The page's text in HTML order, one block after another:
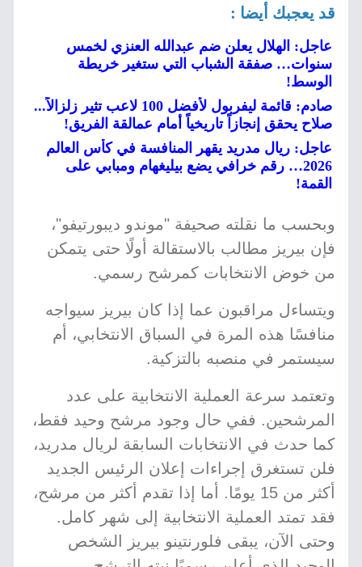
قد يعجبك أيضا :
عاجل: الهلال يعلن ضم عبدالله العنزي لخمس
سنوات… صفقة الشباب التي ستغير خريطة
الوسط!
صادم: قائمة ليفربول لأفضل 100 لاعب تثير زلزالاً...
صلاح يحقق إنجازاً تاريخياً أمام عمالقة الفريق!
عاجل: ريال مدريد يقهر المنافسة في كأس العالم
2026… رقم خرافي يضع بيليغهام ومبابي على
القمة!
وبحسب ما نقلته صحيفة "موندو ديبورتيفو"،
فإن بيريز مطالب بالاستقالة أولًا حتى يتمكن
من خوض الانتخابات كمرشح رسمي.
ويتساءل مراقبون عما إذا كان بيريز سيواجه
منافسًا هذه المرة في السباق الانتخابي، أم
سيستمر في منصبه بالتزكية.
وتعتمد سرعة العملية الانتخابية على عدد
المرشحين. ففي حال وجود مرشح وحيد فقط،
كما حدث في الانتخابات السابقة لريال مدريد،
فلن تستغرق إجراءات إعلان الرئيس الجديد
أكثر من 15 يومًا. أما إذا تقدم أكثر من مرشح،
فقد تمتد العملية الانتخابية إلى شهر كامل.
وحتى الآن، يبقى فلورنتينو بيريز الشخص